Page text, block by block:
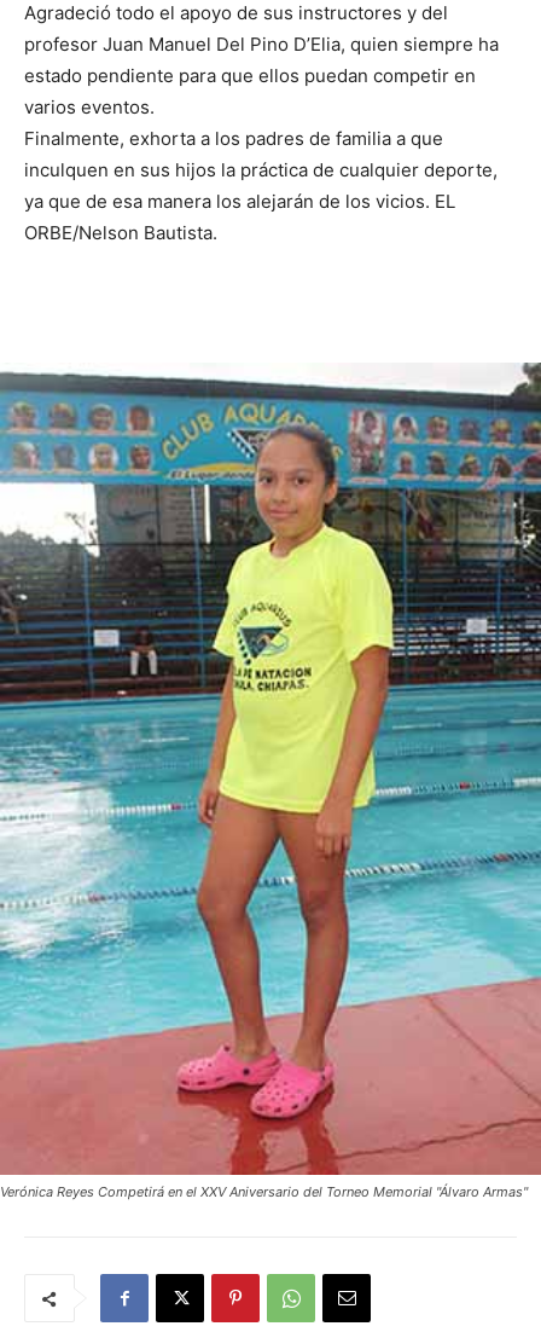
Agradeció todo el apoyo de sus instructores y del
profesor Juan Manuel Del Pino D’Elia, quien siempre ha
estado pendiente para que ellos puedan competir en
varios eventos.
Finalmente, exhorta a los padres de familia a que
inculquen en sus hijos la práctica de cualquier deporte,
ya que de esa manera los alejarán de los vicios. EL
ORBE/Nelson Bautista.
Verónica Reyes Competirá en el XXV Aniversario del Torneo Memorial "Álvaro Armas"